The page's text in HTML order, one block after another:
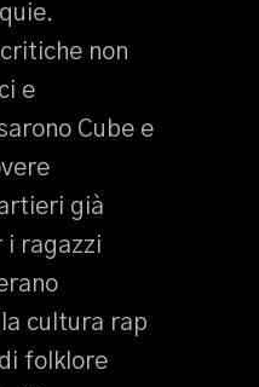
non
e
Cube e
già
i ragazzi
cultura rap
folklore